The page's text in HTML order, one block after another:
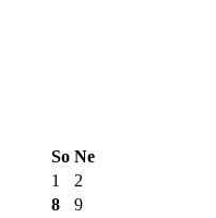
So Ne
1
2
8 9